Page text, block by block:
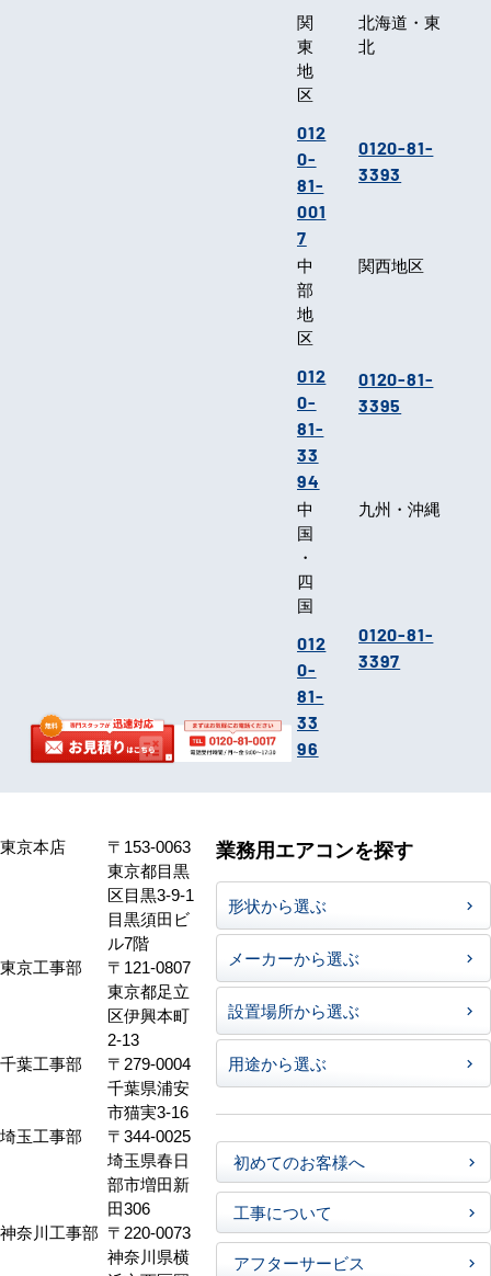
関
東
地
区
012
0-
81-
001
7
北海道・東
北
0120-81-
3393
中
部
地
区
012
0-
81-
33
94
関西地区
0120-81-
3395
中
国
・
四
国
012
0-
81-
33
96
九州・沖縄
0120-81-
3397
東京本店
〒153-0063
東京都目黒
区目黒3-9-1
目黒須田ビ
ル7階
東京工事部
〒121-0807
東京都足立
区伊興本町
2-13
千葉工事部
〒279-0004
千葉県浦安
市猫実3-16
埼玉工事部
〒344-0025
埼玉県春日
部市増田新
田306
神奈川工事部 〒220-0073
神奈川県横
業務用エアコンを探す
形状から選ぶ
メーカーから選ぶ
設置場所から選ぶ
用途から選ぶ
初めてのお客様へ
工事について
アフターサービス